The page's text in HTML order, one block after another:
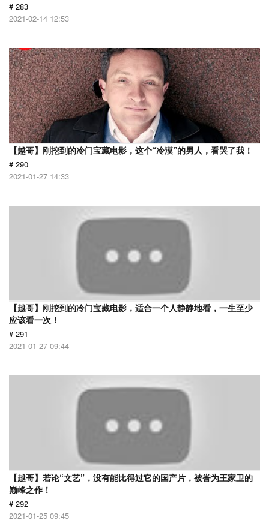
# 283
2021-02-14 12:53
【越哥】刚挖到的冷门宝藏电影，这个“冷漠”的男人，看哭了我！
# 290
2021-01-27 14:33
【越哥】刚挖到的冷门宝藏电影，适合一个人静静地看，一生至少
应该看一次！
# 291
2021-01-27 09:44
【越哥】若论“文艺”，没有能比得过它的国产片，被誉为王家卫的
巅峰之作！
# 292
2021-01-25 09:45